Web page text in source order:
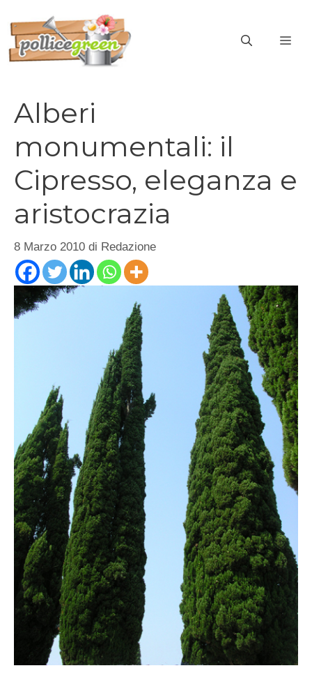
contenuto
Alberi
monumentali: il
Cipresso, eleganza e
aristocrazia
8 Marzo 2010 di Redazione